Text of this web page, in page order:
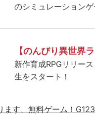
のシミュレーションゲ
【のんびり異世界ラ
新作育成RPGリリー
生をスタート！
ます、無料ゲーム！